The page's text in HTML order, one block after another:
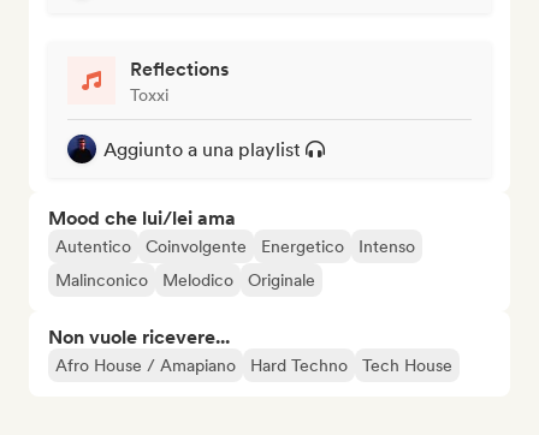
Reflections
Toxxi
Aggiunto a una playlist
Mood che lui/lei ama
Autentico Coinvolgente Energetico
Intenso
Malinconico
Melodico Originale
Non vuole ricevere...
Afro House / Amapiano Hard Techno Tech House